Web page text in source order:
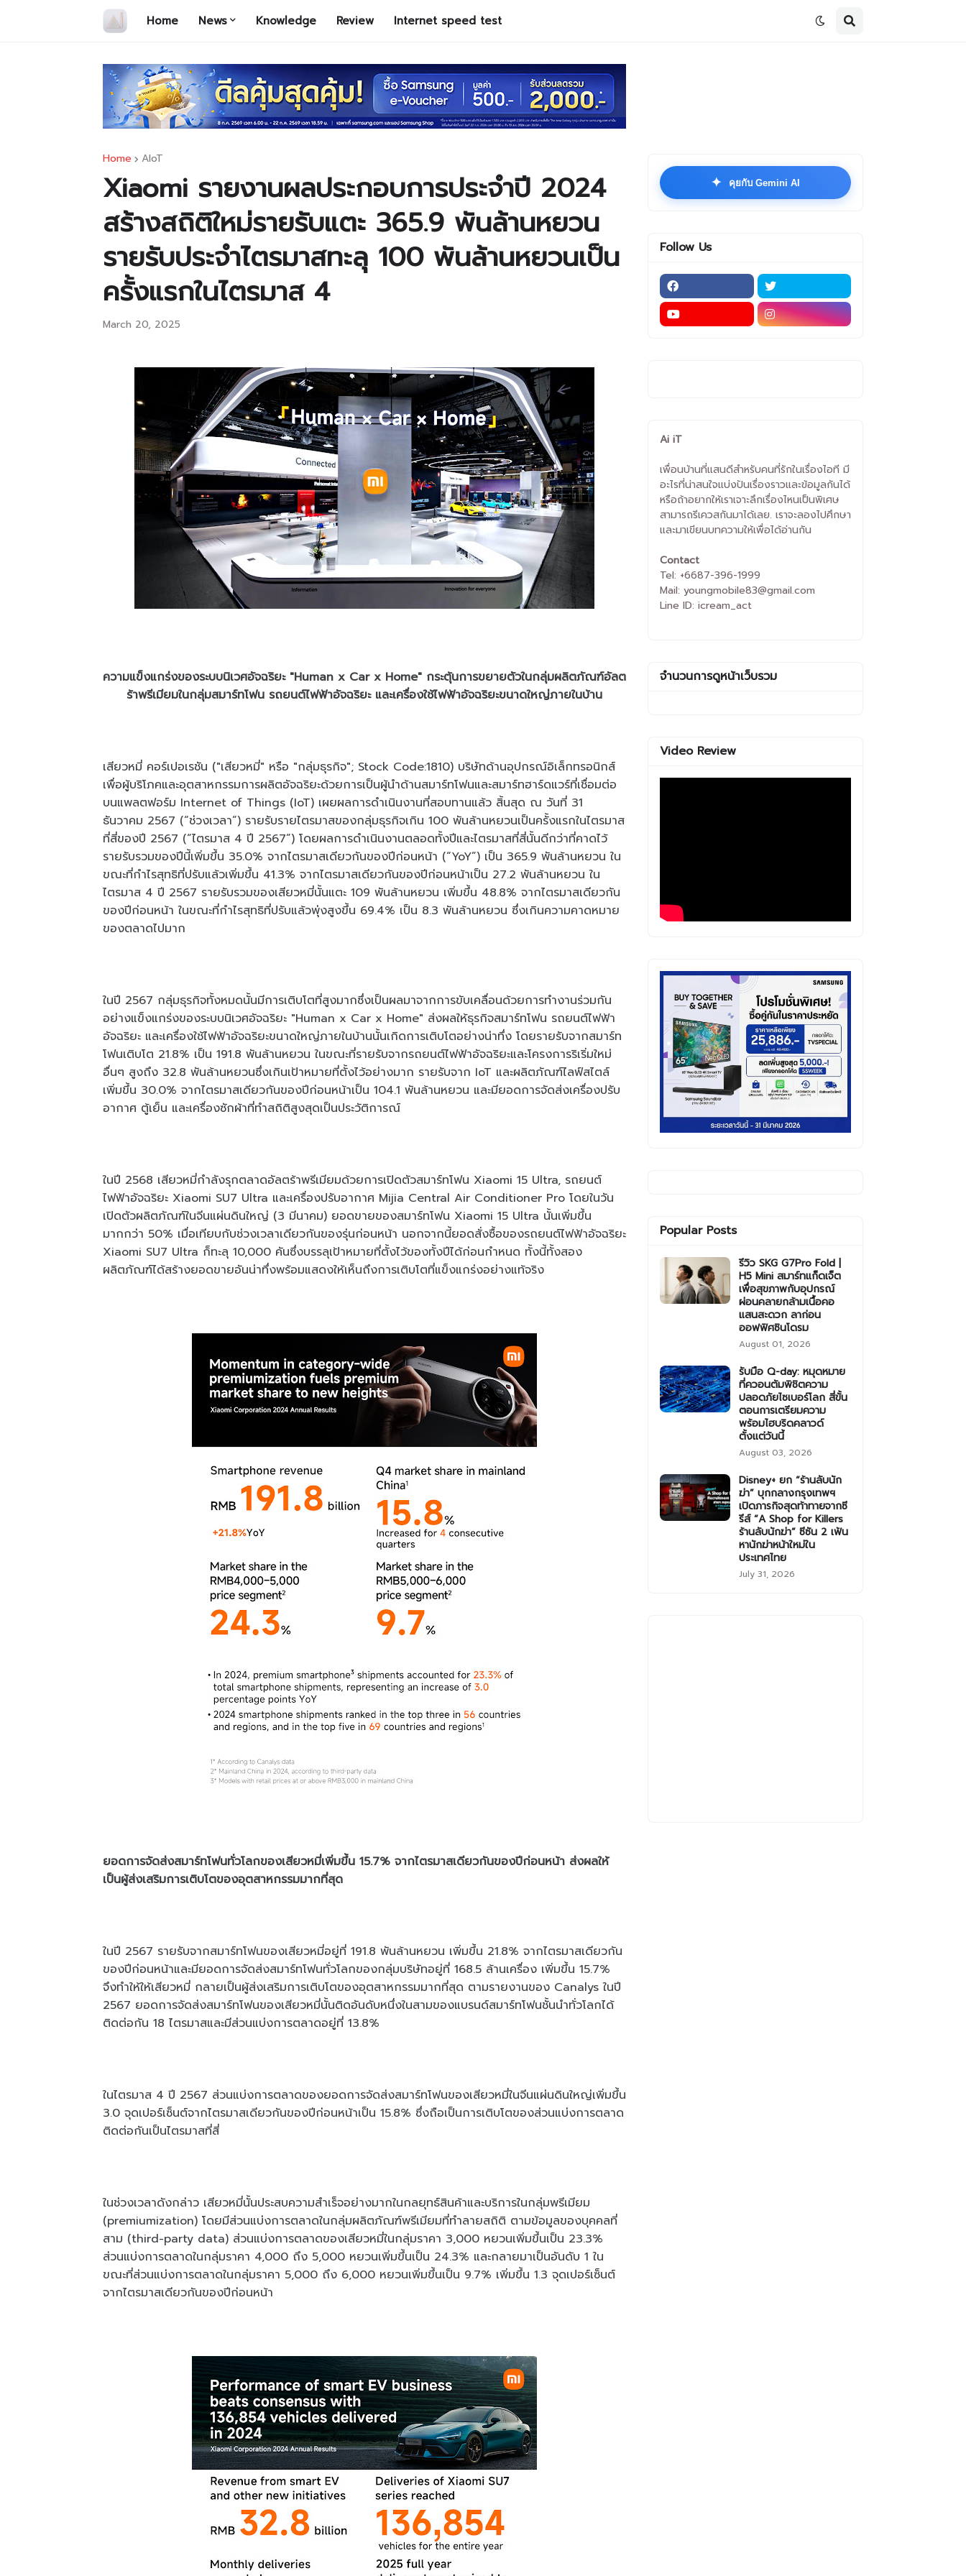
Home News Knowledge Review Internet speed test
Home AIoT
Xiaomi รายงานผลประกอบการประจำปี 2024
สร้างสถิติใหม่รายรับแตะ 365.9 พันล้านหยวน
รายรับประจำไตรมาสทะลุ 100 พันล้านหยวนเป็น
ครั้งแรกในไตรมาส 4
March 20, 2025
ความแข็งแกร่งของระบบนิเวศอัจฉริยะ "Human x Car x Home" กระตุ้นการขยายตัวในกลุ่มผลิตภัณฑ์อัลต
ร้าพรีเมียมในกลุ่มสมาร์ทโฟน รถยนต์ไฟฟ้าอัจฉริยะ และเครื่องใช้ไฟฟ้าอัจฉริยะขนาดใหญ่ภายในบ้าน
เสียวหมี่ คอร์เปอเรชัน ("เสียวหมี่" หรือ "กลุ่มธุรกิจ"; Stock Code:1810) บริษัทด้านอุปกรณ์อิเล็กทรอนิกส์
เพื่อผู้บริโภคและอุตสาหกรรมการผลิตอัจฉริยะด้วยการเป็นผู้นำด้านสมาร์ทโฟนและสมาร์ทฮาร์ดแวร์ที่เชื่อมต่อ
บนแพลตฟอร์ม Internet of Things (IoT) เผยผลการดำเนินงานที่สอบทานแล้ว สิ้นสุด ณ วันที่ 31
ธันวาคม 2567 (“ช่วงเวลา”) รายรับรายไตรมาสของกลุ่มธุรกิจเกิน 100 พันล้านหยวนเป็นครั้งแรกในไตรมาส
ที่สี่ของปี 2567 (“ไตรมาส 4 ปี 2567”) โดยผลการดำเนินงานตลอดทั้งปีและไตรมาสที่สี่นั้นดีกว่าที่คาดไว้
รายรับรวมของปีนี้เพิ่มขึ้น 35.0% จากไตรมาสเดียวกันของปีก่อนหน้า (“YoY”) เป็น 365.9 พันล้านหยวน ใน
ขณะที่กำไรสุทธิที่ปรับแล้วเพิ่มขึ้น 41.3% จากไตรมาสเดียวกันของปีก่อนหน้าเป็น 27.2 พันล้านหยวน ใน
ไตรมาส 4 ปี 2567 รายรับรวมของเสียวหมี่นั้นแตะ 109 พันล้านหยวน เพิ่มขึ้น 48.8% จากไตรมาสเดียวกัน
ของปีก่อนหน้า ในขณะที่กำไรสุทธิที่ปรับแล้วพุ่งสูงขึ้น 69.4% เป็น 8.3 พันล้านหยวน ซึ่งเกินความคาดหมาย
ของตลาดไปมาก
ในปี 2567 กลุ่มธุรกิจทั้งหมดนั้นมีการเติบโตที่สูงมากซึ่งเป็นผลมาจากการขับเคลื่อนด้วยการทำงานร่วมกัน
อย่างแข็งแกร่งของระบบนิเวศอัจฉริยะ "Human x Car x Home" ส่งผลให้ธุรกิจสมาร์ทโฟน รถยนต์ไฟฟ้า
อัจฉริยะ และเครื่องใช้ไฟฟ้าอัจฉริยะขนาดใหญ่ภายในบ้านนั้นเกิดการเติบโตอย่างน่าทึ่ง โดยรายรับจากสมาร์ท
โฟนเติบโต 21.8% เป็น 191.8 พันล้านหยวน ในขณะที่รายรับจากรถยนต์ไฟฟ้าอัจฉริยะและโครงการริเริ่มใหม่
อื่นๆ สูงถึง 32.8 พันล้านหยวนซึ่งเกินเป้าหมายที่ตั้งไว้อย่างมาก รายรับจาก IoT และผลิตภัณฑ์ไลฟ์สไตล์
เพิ่มขึ้น 30.0% จากไตรมาสเดียวกันของปีก่อนหน้าเป็น 104.1 พันล้านหยวน และมียอดการจัดส่งเครื่องปรับ
อากาศ ตู้เย็น และเครื่องซักผ้าที่ทำสถิติสูงสุดเป็นประวัติการณ์
ในปี 2568 เสียวหมี่กำลังรุกตลาดอัลตร้าพรีเมียมด้วยการเปิดตัวสมาร์ทโฟน Xiaomi 15 Ultra, รถยนต์
ไฟฟ้าอัจฉริยะ Xiaomi SU7 Ultra และเครื่องปรับอากาศ Mijia Central Air Conditioner Pro โดยในวัน
เปิดตัวผลิตภัณฑ์ในจีนแผ่นดินใหญ่ (3 มีนาคม) ยอดขายของสมาร์ทโฟน Xiaomi 15 Ultra นั้นเพิ่มขึ้น
มากกว่า 50% เมื่อเทียบกับช่วงเวลาเดียวกันของรุ่นก่อนหน้า นอกจากนี้ยอดสั่งซื้อของรถยนต์ไฟฟ้าอัจฉริยะ
Xiaomi SU7 Ultra ก็ทะลุ 10,000 คันซึ่งบรรลุเป้าหมายที่ตั้งไว้ของทั้งปีได้ก่อนกำหนด ทั้งนี้ทั้งสอง
ผลิตภัณฑ์ได้สร้างยอดขายอันน่าทึ่งพร้อมแสดงให้เห็นถึงการเติบโตที่แข็งแกร่งอย่างแท้จริง
ยอดการจัดส่งสมาร์ทโฟนทั่วโลกของเสียวหมี่เพิ่มขึ้น 15.7% จากไตรมาสเดียวกันของปีก่อนหน้า ส่งผลให้
เป็นผู้ส่งเสริมการเติบโตของอุตสาหกรรมมากที่สุด
ในปี 2567 รายรับจากสมาร์ทโฟนของเสียวหมี่อยู่ที่ 191.8 พันล้านหยวน เพิ่มขึ้น 21.8% จากไตรมาสเดียวกัน
ของปีก่อนหน้าและมียอดการจัดส่งสมาร์ทโฟนทั่วโลกของกลุ่มบริษัทอยู่ที่ 168.5 ล้านเครื่อง เพิ่มขึ้น 15.7%
จึงทำให้ให้เสียวหมี่ กลายเป็นผู้ส่งเสริมการเติบโตของอุตสาหกรรมมากที่สุด ตามรายงานของ Canalys ในปี
2567 ยอดการจัดส่งสมาร์ทโฟนของเสียวหมี่นั้นติดอันดับหนึ่งในสามของแบรนด์สมาร์ทโฟนชั้นนำทั่วโลกได้
ติดต่อกัน 18 ไตรมาสและมีส่วนแบ่งการตลาดอยู่ที่ 13.8%
ในไตรมาส 4 ปี 2567 ส่วนแบ่งการตลาดของยอดการจัดส่งสมาร์ทโฟนของเสียวหมี่ในจีนแผ่นดินใหญ่เพิ่มขึ้น
3.0 จุดเปอร์เซ็นต์จากไตรมาสเดียวกันของปีก่อนหน้าเป็น 15.8% ซึ่งถือเป็นการเติบโตของส่วนแบ่งการตลาด
ติดต่อกันเป็นไตรมาสที่สี่
ในช่วงเวลาดังกล่าว เสียวหมี่นั้นประสบความสำเร็จอย่างมากในกลยุทธ์สินค้าและบริการในกลุ่มพรีเมียม
(premiumization) โดยมีส่วนแบ่งการตลาดในกลุ่มผลิตภัณฑ์พรีเมียมที่ทำลายสถิติ ตามข้อมูลของบุคคลที่
สาม (third-party data) ส่วนแบ่งการตลาดของเสียวหมี่ในกลุ่มราคา 3,000 หยวนเพิ่มขึ้นเป็น 23.3%
ส่วนแบ่งการตลาดในกลุ่มราคา 4,000 ถึง 5,000 หยวนเพิ่มขึ้นเป็น 24.3% และกลายมาเป็นอันดับ 1 ใน
ขณะที่ส่วนแบ่งการตลาดในกลุ่มราคา 5,000 ถึง 6,000 หยวนเพิ่มขึ้นเป็น 9.7% เพิ่มขึ้น 1.3 จุดเปอร์เซ็นต์
จากไตรมาสเดียวกันของปีก่อนหน้า
✦ คุยกับ Gemini AI
Follow Us
Ai iT
เพื่อนบ้านที่แสนดีสำหรับคนที่รักในเรื่องไอที มี
อะไรที่น่าสนใจแบ่งปันเรื่องราวและข้อมูลกันได้
หรือถ้าอยากให้เราเจาะลึกเรื่องไหนเป็นพิเศษ
สามารถรีเควสกันมาได้เลย. เราจะลองไปศึกษา
และมาเขียนบทความให้เพื่อได้อ่านกัน
Contact
Tel: +6687-396-1999
Mail: youngmobile83@gmail.com
Line ID: icream_act
จำนวนการดูหน้าเว็บรวม
Video Review
Popular Posts
รีวิว SKG G7Pro Fold |
H5 Mini สมาร์ทแก็ดเจ็ต
เพื่อสุขภาพกับอุปกรณ์
ผ่อนคลายกล้ามเนื้อคอ
แสนสะดวก ลาก่อน
ออฟฟิศซินโดรม
August 01, 2026
รับมือ Q-day: หมุดหมาย
ที่ควอนตัมพิชิตความ
ปลอดภัยไซเบอร์โลก สี่ขั้น
ตอนการเตรียมความ
พร้อมไฮบริดคลาวด์
ตั้งแต่วันนี้
August 03, 2026
Disney+ ยก “ร้านลับนัก
ฆ่า” บุกกลางกรุงเทพฯ
เปิดภารกิจสุดท้าทายจากซี
รีส์ “A Shop for Killers
ร้านลับนักฆ่า” ซีซัน 2 เฟ้น
หานักฆ่าหน้าใหม่ใน
ประเทศไทย
July 31, 2026